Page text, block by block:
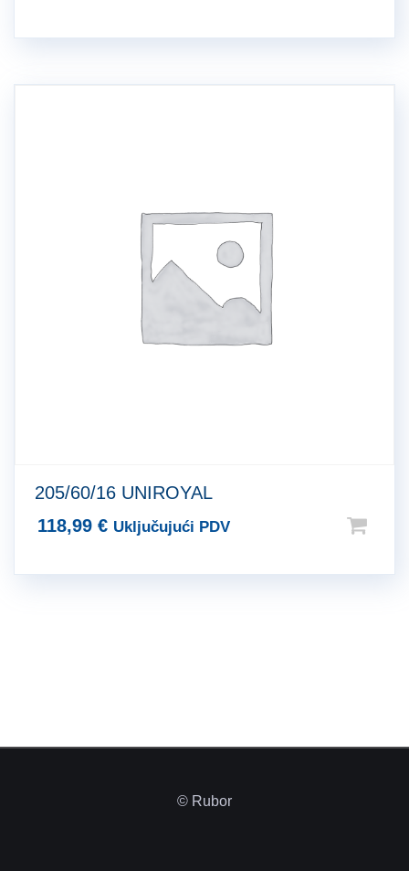
205/60/16 UNIROYAL
118,99 € Uključujući PDV
© Rubor